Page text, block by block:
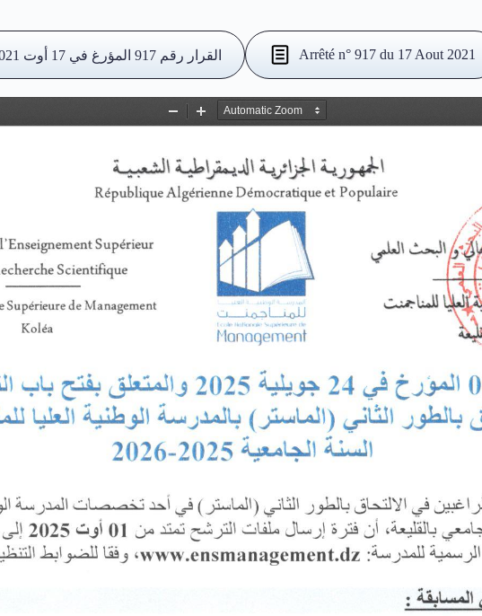
القرار رقم 917 المؤرغ في 17 أوت 2021 Arrêté n° 917 du 17 Aout 2021